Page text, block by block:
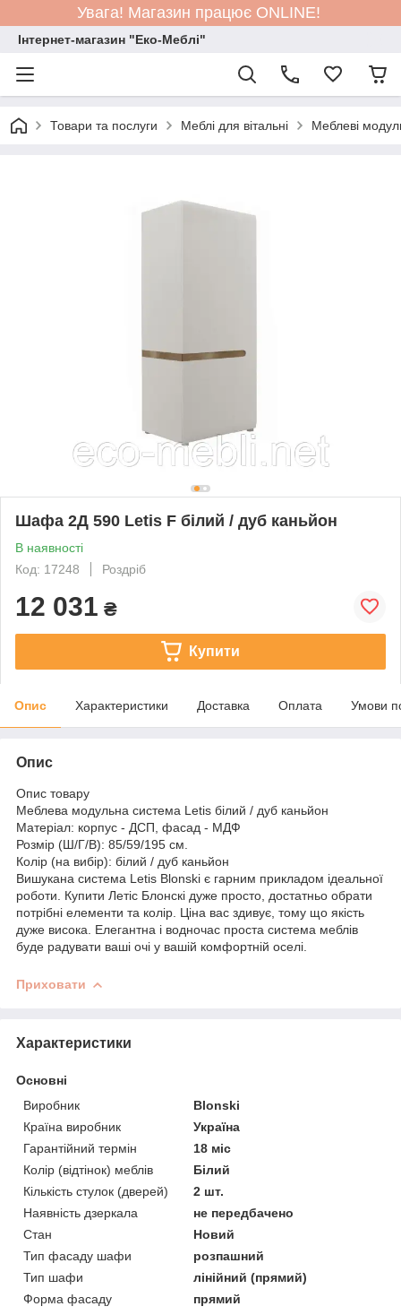
Увага! Магазин працює ONLINE!
Інтернет-магазин "Еко-Меблі"
Товари та послуги Меблі для вітальні Меблеві
Шафа 2Д 590 Letis F білий / дуб каньйон
В наявності
Код: 17248
Роздріб
12 031 ₴
Купити
Опис Характеристики Доставка Оплата Умови
Опис
Опис товару
Меблева модульна система Letis білий / дуб каньйон
Матеріал: корпус - ДСП, фасад - МДФ
Розмір (Ш/Г/В): 85/59/195 см.
Колір (на вибір): білий / дуб каньйон
Вишукана система Letis Blonski є гарним прикладом ідеальної
роботи. Купити Летіс Блонскі дуже просто, достатньо обрати
потрібні елементи та колір. Ціна вас здивує, тому що якість
дуже висока. Елегантна і водночас проста система меблів
буде радувати ваші очі у вашій комфортній оселі.
Приховати
Характеристики
Основні
Виробник
Blonski
Країна виробник
Україна
Гарантійний термін
18 міс
Колір (відтінок) меблів
Білий
Кількість стулок (дверей)
2 шт.
Наявність дзеркала
не передбачено
Стан
Новий
Тип фасаду шафи
розпашний
Тип шафи
лінійний (прямий)
Форма фасаду
прямий